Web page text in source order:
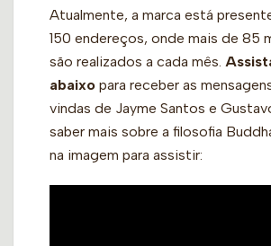
Atualmente, a marca está
150 endereços, onde mais de 85
são realizados a cada mês.
abaixo para receber as
vindas de Jayme Santos e
saber mais sobre a filosofia
na imagem para assistir: